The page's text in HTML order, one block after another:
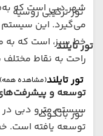
تور ترکیبی روسیه
تور تایلند
تور تایلند(مشاهده همه)
تور بانکوک
شهر دبی است که
می‌گیرد. این
خط سبز، است که به
راحت به نقاط
توسعه و
سیستم مترو دبی در
توسعه یافته است.